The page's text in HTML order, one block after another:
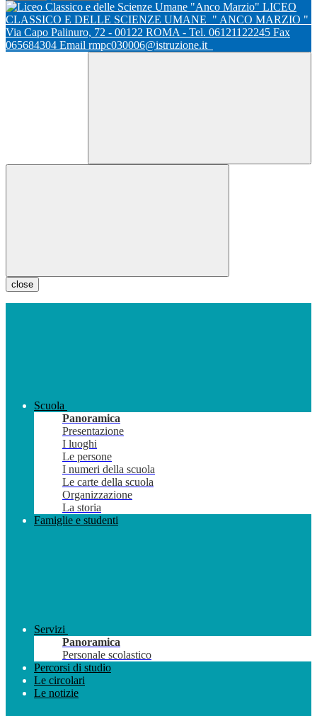
LICEO
CLASSICO E DELLE SCIENZE UMANE " ANCO MARZIO "
Via Capo Palinuro, 72 - 00122 ROMA - Tel. 06121122245 Fax
065684304 Email rmpc030006@istruzione.it
close
Scuola
Panoramica
Presentazione
I luoghi
Le persone
I numeri della scuola
Le carte della scuola
Organizzazione
La storia
Famiglie e studenti
Servizi
Panoramica
Personale scolastico
Percorsi di studio
Le circolari
Le notizie